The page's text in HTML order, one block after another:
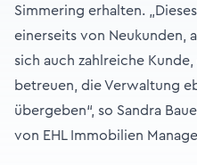
Simmering erhalten.
einerseits von Neukunden,
sich auch zahlreiche
betreuen, die Verwaltung
übergeben“, so Sandra
von EHL Immobilien